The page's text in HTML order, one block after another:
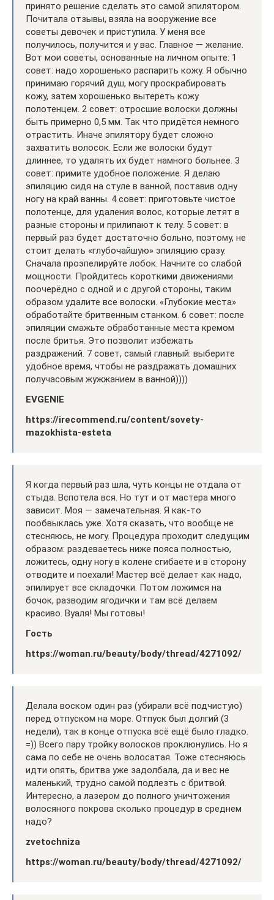
принято решение сделать это самой эпилятором.
Почитала отзывы, взяла на вооружение все
советы девочек и приступила. У меня все
получилось, получится и у вас. Главное — желание.
Вот мои советы, основанные на личном опыте: 1
совет: надо хорошенько распарить кожу. Я обычно
принимаю горячий душ, могу проскрабировать
кожу, затем хорошенько вытереть кожу
полотенцем. 2 совет: отросшие волоски должны
быть примерно 0,5 мм. Так что придётся немного
отрастить. Иначе эпилятору будет сложно
захватить волосок. Если же волоски будут
длиннее, то удалять их будет намного больнее. 3
совет: примите удобное положение. Я делаю
эпиляцию сидя на стуле в ванной, поставив одну
ногу на край ванны. 4 совет: приготовьте чистое
полотенце, для удаления волос, которые летят в
разные стороны и прилипают к телу. 5 совет: в
первый раз будет достаточно больно, поэтому, не
стоит делать «глубочайшую» эпиляцию сразу.
Сначала проэпелируйте лобок. Начните со слабой
мощности. Пройдитесь короткими движениями
поочерёдно с одной и с другой стороны, таким
образом удалите все волоски. «Глубокие места»
обработайте бритвенным станком. 6 совет: после
эпиляции смажьте обработанные места кремом
после бритья. Это позволит избежать
раздражений. 7 совет, самый главный: выберите
удобное время, чтобы не раздражать домашних
получасовым жужжанием в ванной))))
EVGENIE
https://irecommend.ru/content/sovety-
mazokhista-esteta
Я когда первый раз шла, чуть концы не отдала от
стыда. Вспотела вся. Но тут и от мастера много
зависит. Моя — замечательная. Я как-то
пообвыклась уже. Хотя сказать, что вообще не
стесняюсь, не могу. Процедура проходит следущим
образом: раздеваетесь ниже пояса полностью,
ложитесь, одну ногу в колене сгибаете и в сторону
отводите и поехали! Мастер всё делает как надо,
эпилирует все складочки. Потом ложимся на
бочок, разводим ягодички и там всё делаем
красиво. Вуаля! Мы готовы!
Гость
https://woman.ru/beauty/body/thread/4271092/
Делала воском один раз (убирали всё подчистую)
перед отпуском на море. Отпуск был долгий (3
недели), так в конце отпуска всё ещё было гладко.
=)) Всего пару тройку волосков проклюнулись. Но я
сама по себе не очень волосатая. Тоже стесняюсь
идти опять, бритва уже задолбала, да и вес не
маленький, трудно самой подлезть с бритвой.
Интересно, а лазером до полного уничтожения
волосяного покрова сколько процедур в среднем
надо?
zvetochniza
https://woman.ru/beauty/body/thread/4271092/